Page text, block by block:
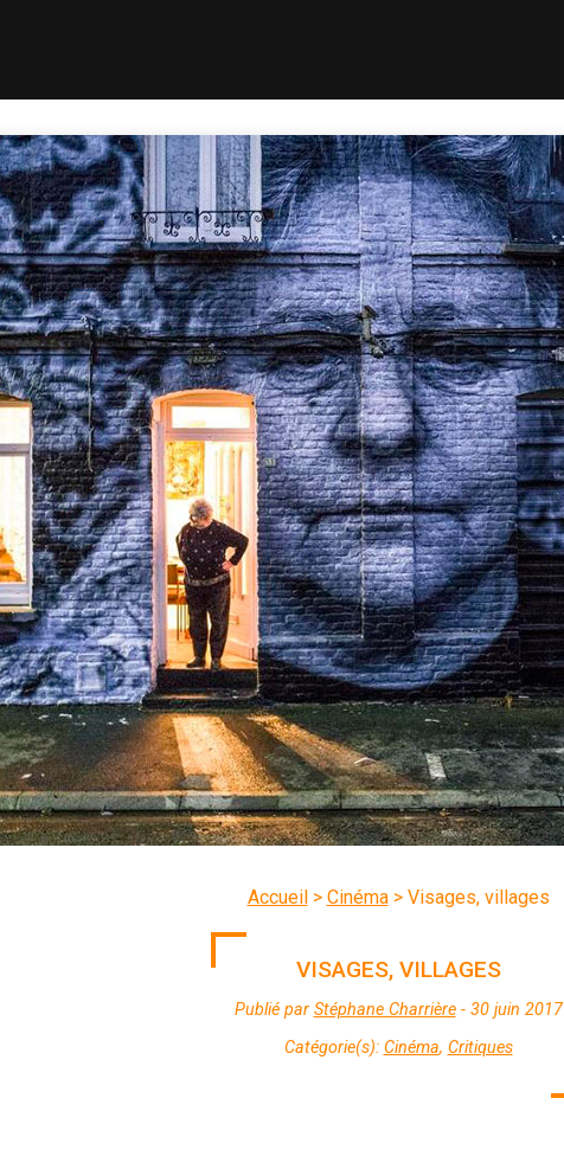
Accueil> Cinéma> Visages, villages
VISAGES, VILLAGES
Publié par Stéphane Charrière- 30 juin 2017
Catégorie(s): Cinéma, Critiques